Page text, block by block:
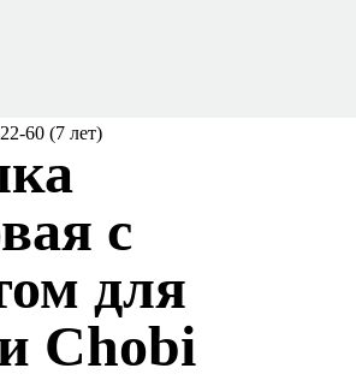
60 (7 лет)
с
для
Chobi